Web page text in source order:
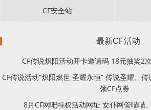
CF安全站
最新CF活动
CF传说炽阳活动开卡邀请码 18元抽奖2
CF传说活动“炽阳燃世 圣耀永恒” 传说圣耀、
领CF点券
8月CF网吧特权活动网址 女仆网管喵喵